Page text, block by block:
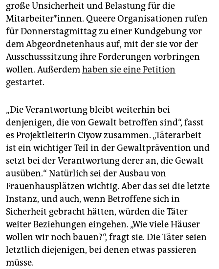
große Unsicherheit und Belastung für die
Mitarbeiter*innen. Queere Organisationen rufen
für Donnerstagmittag zu einer Kundgebung vor
dem Abgeordnetenhaus auf, mit der sie vor der
Ausschusssitzung ihre Forderungen vorbringen
wollen. Außerdemhaben sie eine Petition
gestartet.
„Die Verantwortung bleibt weiterhin bei
denjenigen, die von Gewalt betroffen sind“, fasst
es Projektleiterin Ciyow zusammen. „Täterarbeit
ist ein wichtiger Teil in der Gewaltprävention und
setzt bei der Verantwortung derer an, die Gewalt
ausüben.“ Natürlich sei der Ausbau von
Frauenhausplätzen wichtig. Aber das sei die letzte
Instanz, und auch, wenn Betroffene sich in
Sicherheit gebracht hätten, würden die Täter
weiter Beziehungen eingehen. „Wie viele Häuser
wollen wir noch bauen?“, fragt sie. Die Täter seien
letztlich diejenigen, bei denen etwas passieren
müsse.